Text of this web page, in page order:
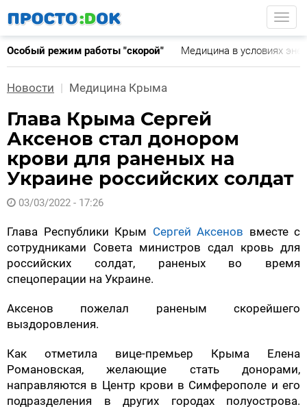
основному
содержанию
Особый режим работы "скорой" Медицина в условиях
Новости Медицина Крыма
Глава Крыма Сергей
Аксенов стал донором
крови для раненых на
Украине российских солдат
03/03/2022 - 17:26
Глава Республики Крым Сергей Аксенов вместе с
сотрудниками Совета министров сдал кровь для
российских солдат, раненых во время
спецоперации на Украине.
Аксенов пожелал раненым скорейшего
выздоровления.
Как отметила вице-премьер Крыма Елена
Романовская, желающие стать донорами,
направляются в Центр крови в Симферополе и его
подразделения в других городах полуострова.